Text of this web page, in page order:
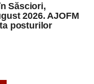
Săsciori,
2026. AJOFM
posturilor